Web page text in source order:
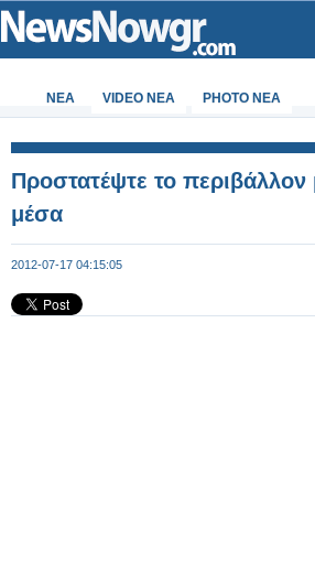
ΝΕΑ VIDEO NEA PHOTO NEA
Προστατέψτε το
μέσα
2012-07-17 04:15:05